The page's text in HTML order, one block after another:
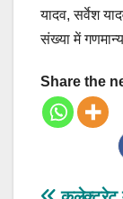
यादव, सर्वेश
संख्या में
Share the